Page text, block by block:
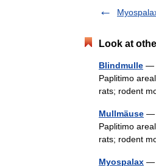
Look at
Blindmulle —
Paplitimo
rats; rodent
Mullmäuse —
Paplitimo
rats; rodent
Myospalax —